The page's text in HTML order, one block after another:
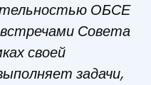
ОБСЕ
Совета
своей
задачи,